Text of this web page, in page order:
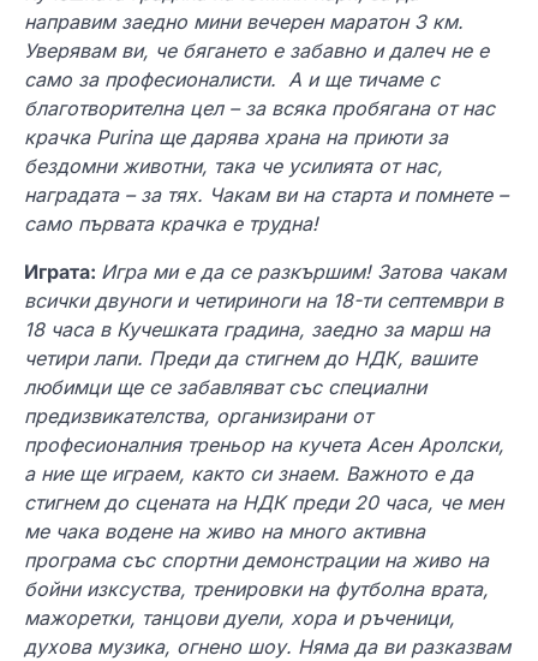
направим заедно мини вечерен маратон 3 км.
Уверявам ви, че бягането е забавно и далеч не е
само за професионалисти. А и ще тичаме с
благотворителна цел – за всяка пробягана от нас
крачка Purina ще дарява храна на приюти за
бездомни животни, така че усилията от нас,
наградата – за тях. Чакам ви на старта и помнете –
само първата крачка е трудна!
Играта: Игра ми е да се разкършим! Затова чакам
всички двуноги и четириноги на 18-ти септември в
18 часа в Кучешката градина, заедно за марш на
четири лапи. Преди да стигнем до НДК, вашите
любимци ще се забавляват със специални
предизвикателства, организирани от
професионалния треньор на кучета Асен Аролски,
а ние ще играем, както си знаем. Важното е да
стигнем до сцената на НДК преди 20 часа, че мен
ме чака водене на живо на много активна
програма със спортни демонстрации на живо на
бойни изксуства, тренировки на футболна врата,
мажоретки, танцови дуели, хора и ръченици,
духова музика, огнено шоу. Няма да виразказвам